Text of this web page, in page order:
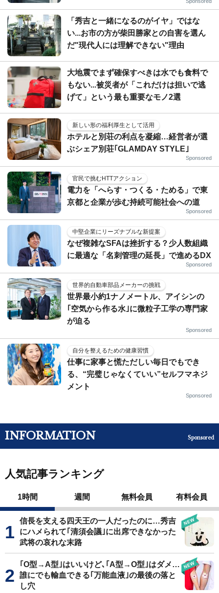
「秀吉と一緒になるのがイヤ」ではな
い...お市の方が柴田勝家との自害を選ん
だ"現代人には理解できない"理由
大地震でまず確保すべきは水でも食料で
もない...被災者が「これだけは担いで逃
げて」という最も重要なモノ2選
新しい形の福利厚生として活用
ホテルと別荘の利点を凝縮…経営者が選
ぶシェア別荘｢GLAMDAY STYLE｣
Sponsored
官民で挑むHTTアクション
電力を「へらす・つくる・ためる」で東
京都と企業が歩む持続可能社会への道
Sponsored
中堅企業にリーズナブルな新提案
なぜ複雑なSFAは挫折する？少人数組織
に最適な「名刺管理の延長」で進めるDX
Sponsored
世界的自動車部品メーカーの挑戦
世界最小約1ナノメートル、アイシンの
｢空気から作る水｣に微粒子工学の専門家
が迫る
Sponsored
自分を整えるための健康習慣
仕事に家事と慌ただしい毎日でもでき
る、“完璧じゃなくていい”セルフマネジ
メント
Sponsored
INFORMATION Sponsored
人気記事ランキング
1時間 週間 無料会員 有料会員
信長を支える四天王の一人だったのに…秀吉
にハメられて｢清須会議｣に出席できなかった
武将の哀れな末路
｢O型→A型｣はいいけど､｢A型→O型｣はダメ…
誰にでも輸血できる｢万能血液｣の最後の落と
し穴